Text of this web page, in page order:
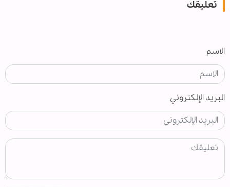
تعليقك
الاسم
البريد الإلكتروني